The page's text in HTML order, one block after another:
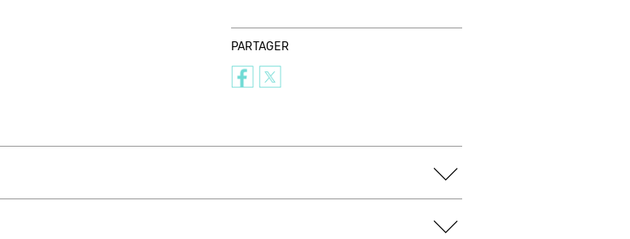
PARTAGER